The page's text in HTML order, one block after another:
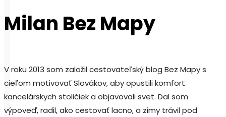
Milan Bez Mapy
V roku 2013 som založil cestovateľský blog Bez Mapy s
cieľom motivovať Slovákov, aby opustili komfort
kancelárskych stoličiek a objavovali svet. Dal som
výpoveď, radil, ako cestovať lacno, a zimy trávil pod